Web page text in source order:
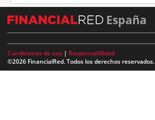
España
Condiciones de uso | Responsabilidad
©2026 FinancialRed. Todos los derechos reservados.